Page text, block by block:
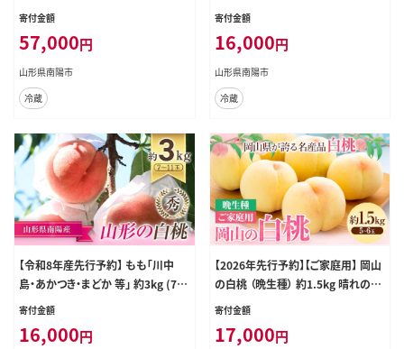
ードシステムズ』 桃 ピオーネ ラ・フ
南陽市 [1393-R8]
寄付金額
57,000円
山形県南陽市
冷蔵
kg (7～11玉) 《令和8年8月下旬～
果物 フルーツ 産地直送 生産農家直
送 山形県 南陽市 [967-R8]
寄付金額
16,000円
山形県南陽市
冷蔵
【令和8年産先行予約】 もも「川中
島・あかつき・まどか 等」 約3kg (7～
11玉) 《令和8年7月下旬～発送》 『生
ツ 山形県 南陽市 [591-R8]
寄付金額
16,000円
【2026年先行予約】【ご家庭用】 岡山
の白桃 （晩生種） 約1.5kg 晴れの国
おかやま館(つむぐ株式会社) 《2026
浅口市 白桃 桃 果物【配送不可地域
寄付金額
17,000円